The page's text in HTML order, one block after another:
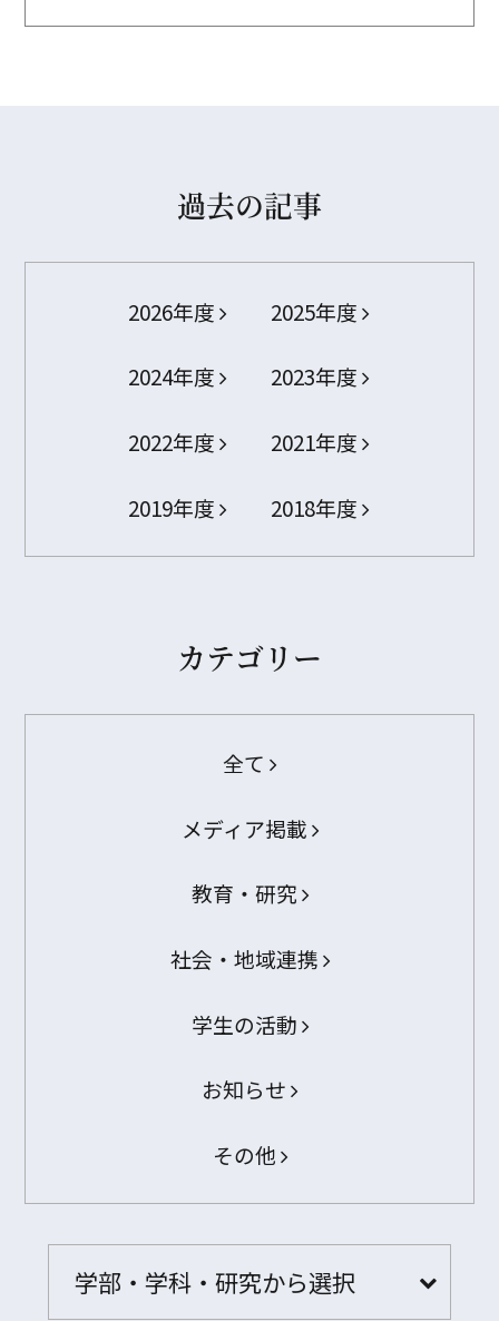
過去の記事
2026年度 2025年度
2024年度 2023年度
2022年度 2021年度
2019年度 2018年度
カテゴリー
全て
メディア掲載
教育・研究
社会・地域連携
学生の活動
お知らせ
その他
学部・学科・研究から選択